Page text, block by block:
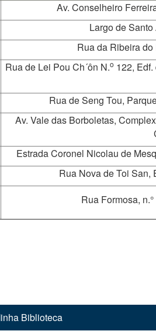
Av. Conselheiro
Largo de
Rua da Ribeira do
Rua de Lei Pou Ch´ôn N.o 122,
Rua de Seng Tou,
Av. Vale das Borboletas,
Estrada Coronel Nicolau de
Rua Nova de Toi San,
Rua Formosa,
Biblioteca